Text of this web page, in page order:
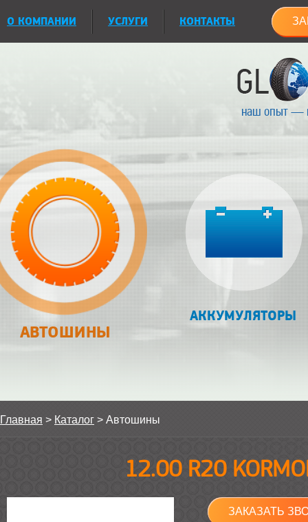
О КОМПАНИИ УСЛУГИ КОНТАКТЫ
наш опыт —
АВТОШИНЫ
АККУМУЛЯТОРЫ
Главная > Каталог > Автошины
12.00 R20
ЗАКАЗАТЬ